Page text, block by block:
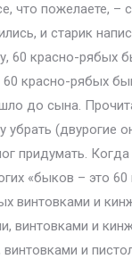
что пожелаете, –
и старик
60 красно-рябых
60 красно-рябых
до сына.
убрать (двурогие
придумать.
«быков – это
винтовками и
винтовками и
и